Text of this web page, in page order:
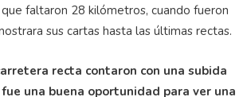
faltaron 28 kilómetros, cuando fueron
sus cartas hasta las últimas rectas.
recta contaron con una subida
una buena oportunidad para ver una